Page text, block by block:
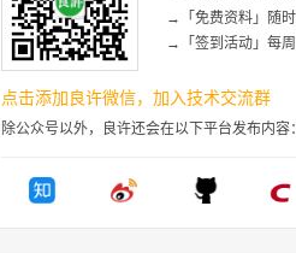
→「免费资料」随
→「签到活动」每周
点击添加良许微信，加入技术交流群
除公众号以外，良许还会在以下平台发布内容：